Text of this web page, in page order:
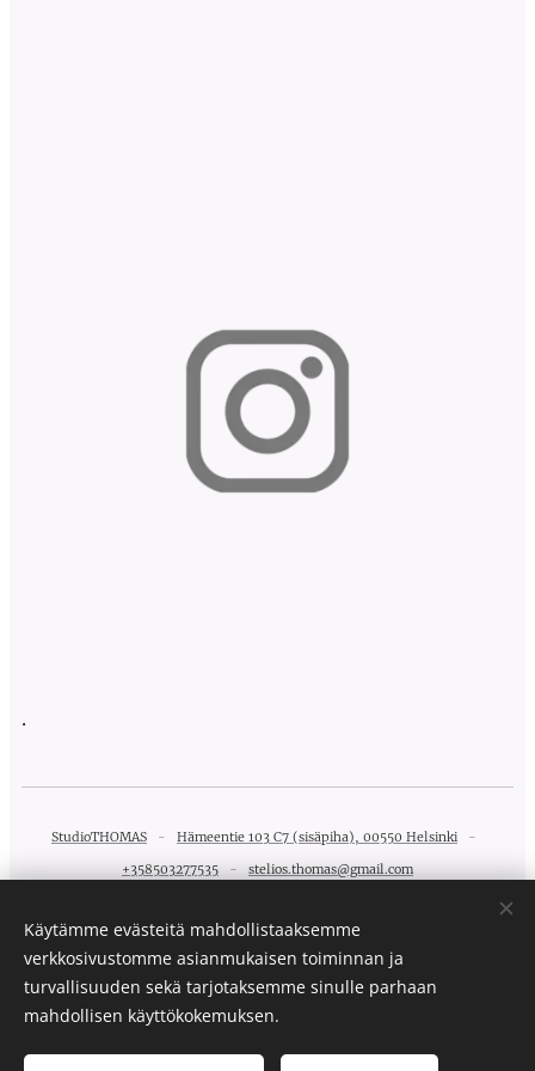
.
StudioTHOMAS - Hämeentie 103 C7 (sisäpiha), 00550 Helsinki -
+358503277535 - stelios.thomas@gmail.com
StudioTHOMAS ©
Käytämme evästeitä mahdollistaaksemme
verkkosivustomme asianmukaisen toiminnan ja
turvallisuuden sekä tarjotaksemme sinulle parhaan
mahdollisen käyttökokemuksen.